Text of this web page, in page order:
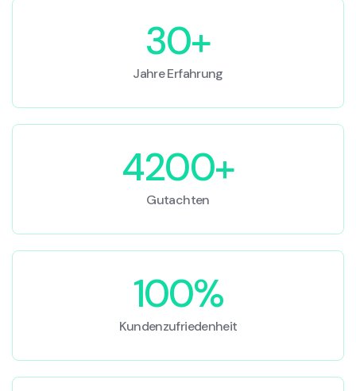
30+
Jahre Erfahrung
4200+
Gutachten
100%
Kundenzufriedenheit